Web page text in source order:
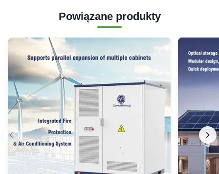
Powiązane produkty